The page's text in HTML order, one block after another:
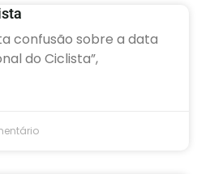
confusão sobre a data
do Ciclista”,